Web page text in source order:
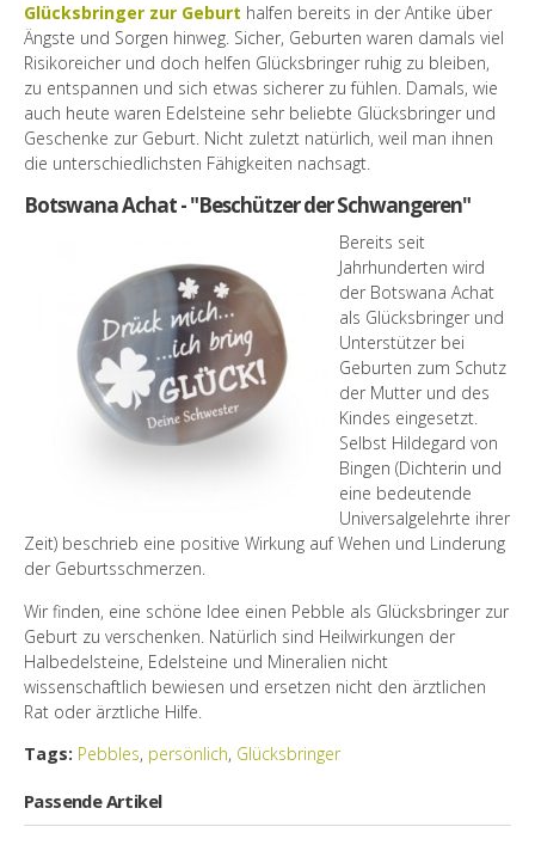
Glücksbringer zur Geburt halfen bereits in der Antike über
Ängste und Sorgen hinweg. Sicher, Geburten waren damals viel
Risikoreicher und doch helfen Glücksbringer ruhig zu bleiben,
zu entspannen und sich etwas sicherer zu fühlen. Damals, wie
auch heute waren Edelsteine sehr beliebte Glücksbringer und
Geschenke zur Geburt. Nicht zuletzt natürlich, weil man ihnen
die unterschiedlichsten Fähigkeiten nachsagt.
Botswana Achat - "Beschützer der Schwangeren"
Bereits seit
Jahrhunderten wird
der Botswana Achat
als Glücksbringer und
Unterstützer bei
Geburten zum Schutz
der Mutter und des
Kindes eingesetzt.
Selbst Hildegard von
Bingen (Dichterin und
eine bedeutende
Universalgelehrte ihrer
Zeit) beschrieb eine positive Wirkung auf Wehen und Linderung
der Geburtsschmerzen.
Wir finden, eine schöne Idee einen Pebble als Glücksbringer zur
Geburt zu verschenken. Natürlich sind Heilwirkungen der
Halbedelsteine, Edelsteine und Mineralien nicht
wissenschaftlich bewiesen und ersetzen nicht den ärztlichen
Rat oder ärztliche Hilfe.
Tags: Pebbles, persönlich, Glücksbringer
Passende Artikel